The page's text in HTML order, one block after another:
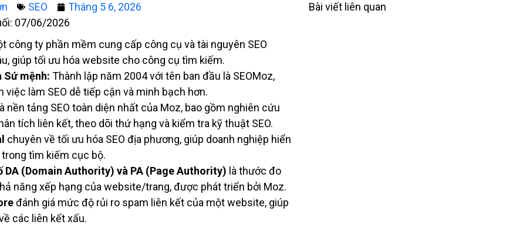
SEO
Tháng 5 6, 2026
07/06/2026
công ty phần mềm cung cấp công cụ và tài nguyên SEO
giúp tối ưu hóa website cho công cụ tìm kiếm.
Sứ mệnh: Thành lập năm 2004 với tên ban đầu là SEOMoz,
việc làm SEO dễ tiếp cận và minh bạch hơn.
là nền tảng SEO toàn diện nhất của Moz, bao gồm nghiên cứu
tích liên kết, theo dõi thứ hạng và kiểm tra kỹ thuật SEO.
chuyên về tối ưu hóa SEO địa phương, giúp doanh nghiệp hiển
tìm kiếm cục bộ.
DA (Domain Authority) và PA (Page Authority) là thước đo
năng xếp hạng của website/trang, được phát triển bởi Moz.
đánh giá mức độ rủi ro spam liên kết của một website, giúp
các liên kết xấu.
Bài viết liên quan